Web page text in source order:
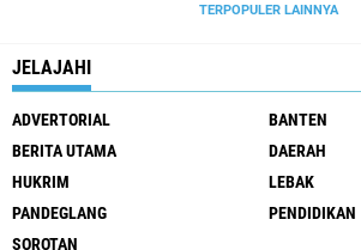
TERPOPULER LAINNYA
JELAJAHI
ADVERTORIAL
BANTEN
BERITA UTAMA
DAERAH
HUKRIM
LEBAK
PANDEGLANG
PENDIDIKAN
SOROTAN